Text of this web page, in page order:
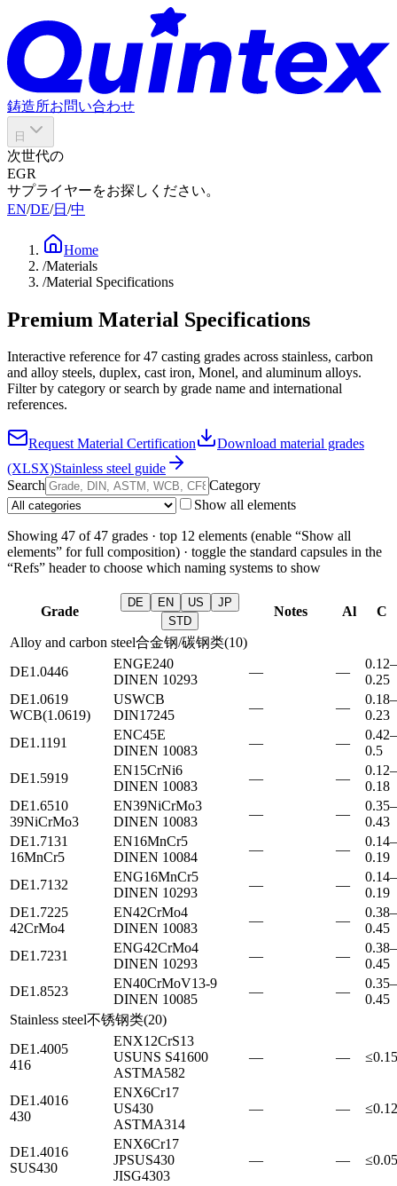
鋳造所お問い合わせ
日
次世代の
EGR
サプライヤーをお探しください。
EN/DE/日 /中
Home
/Materials
/Material Specifications
Premium Material Specifications
Interactive reference for47 casting grades across stainless, carbon
and alloy steels, duplex, cast iron, Monel, and aluminum alloys.
Filter by category or search by grade name and international
references.
Request Material Certification
Download material grades
(XLSX)Stainless steel guide
Search
Category
Show all elements
Showing 47 of47 grades · top 12 elements (enable “Show all
elements” for full composition) · toggle the standard capsules in the
“Refs” header to choose which naming systems to show
Grade
DE EN US
JP
STD
Notes Al C
Alloy and carbon steel合金钢/碳钢类(10)
DE1.0446
ENGE240
DINEN 10293
— —
0.12–
0.25
DE1.0619
WCB(1.0619)
USWCB
DIN17245
— —
0.18–
0.23
DE1.1191
ENC45E
DINEN 10083
— —
0.42–
0.5
DE1.5919
EN15CrNi6
DINEN 10083
— —
0.12–
0.18
DE1.6510
39NiCrMo3
EN39NiCrMo3
DINEN 10083
— —
0.35–
0.43
DE1.7131
16MnCr5
EN16MnCr5
DINEN 10084
— —
0.14–
0.19
DE1.7132
ENG16MnCr5
DINEN 10293
— —
0.14–
0.19
DE1.7225
42CrMo4
EN42CrMo4
DINEN 10083
— —
0.38–
0.45
DE1.7231
ENG42CrMo4
DINEN 10293
— —
0.38–
0.45
DE1.8523
EN40CrMoV13-9
DINEN 10085
— —
0.35–
0.45
Stainless steel不锈钢类(20)
DE1.4005
416
ENX12CrS13
USUNS S41600
ASTMA582
— — ≤0.15
DE1.4016
430
ENX6Cr17
US430
ASTMA314
— — ≤0.12
DE1.4016
SUS430
ENX6Cr17
JPSUS430
JISG4303
— — ≤0.05